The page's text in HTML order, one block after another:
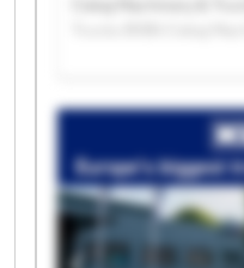
Machinery & Trucks
Machinery & Trucks
BVBA Cekaj
Machinery & Trucks
BVBA Cekaj Machinery
Machinery & Trucks
BVBA Cekaj Machinery
Machinery & Trucks